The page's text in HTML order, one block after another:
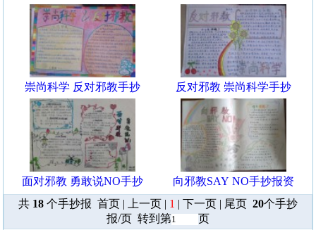
崇尚科学 反对邪教手抄 反对邪教 崇尚科学手抄
面对邪教 勇敢说NO手抄
向邪教SAY NO手抄报资
共 18 个手抄报 首页 | 上一页 | 1 | 下一页 | 尾页 20个手抄
报/页 转到第
页